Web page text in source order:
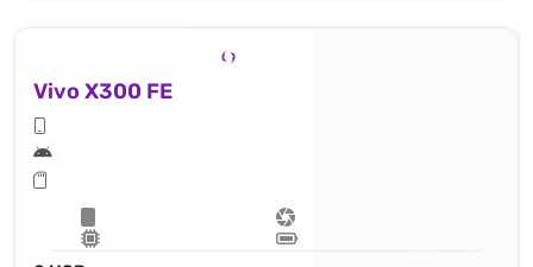
Vivo X300 FE